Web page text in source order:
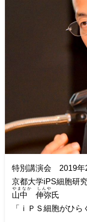
特別講演会 2019年
京都大学iPS細胞研
山中 伸弥
やまなか しんや
氏
「ｉＰＳ細胞がひら